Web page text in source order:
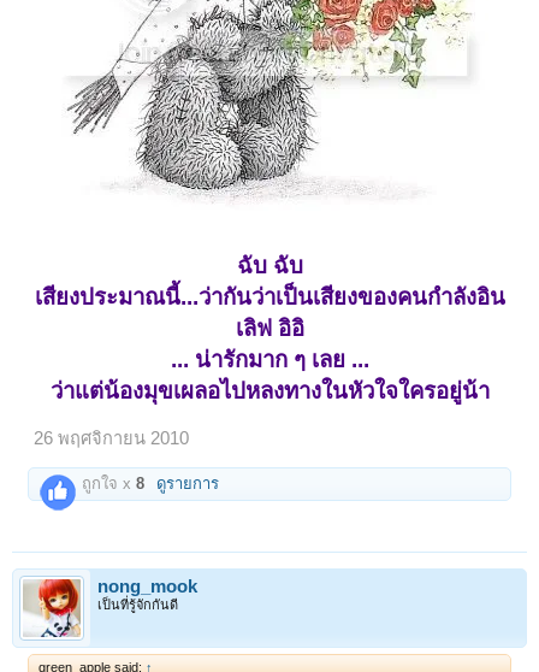
ฉับ ฉับ
เสียงประมาณนี้...ว่ากันว่าเป็นเสียงของคนกำลังอิน
เลิฟ อิอิ
... น่ารักมาก ๆ เลย ...
ว่าแต่น้องมุขเผลอไปหลงทางในหัวใจใครอยู่น้า
26 พฤศจิกายน 2010
ถูกใจ x8 ดูรายการ
nong_mook
เป็นที่รู้จักกันดี
green_apple said: ↑